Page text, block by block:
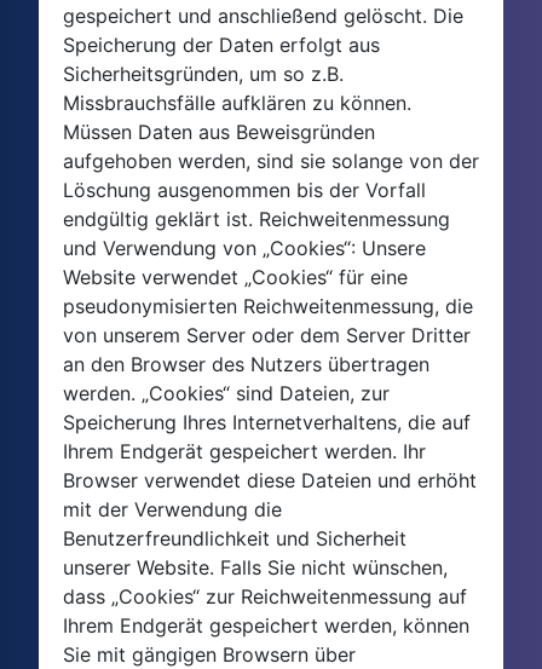
gespeichert und anschließend gelöscht. Die
Speicherung der Daten erfolgt aus
Sicherheitsgründen, um so z.B.
Missbrauchsfälle aufklären zu können.
Müssen Daten aus Beweisgründen
aufgehoben werden, sind sie solange von der
Löschung ausgenommen bis der Vorfall
endgültig geklärt ist. Reichweitenmessung
und Verwendung von „Cookies“: Unsere
Website verwendet „Cookies“ für eine
pseudonymisierten Reichweitenmessung, die
von unserem Server oder dem Server Dritter
an den Browser des Nutzers übertragen
werden. „Cookies“ sind Dateien, zur
Speicherung Ihres Internetverhaltens, die auf
Ihrem Endgerät gespeichert werden. Ihr
Browser verwendet diese Dateien und erhöht
mit der Verwendung die
Benutzerfreundlichkeit und Sicherheit
unserer Website. Falls Sie nicht wünschen,
dass „Cookies“ zur Reichweitenmessung auf
Ihrem Endgerät gespeichert werden, können
Sie mit gängigen Browsern über